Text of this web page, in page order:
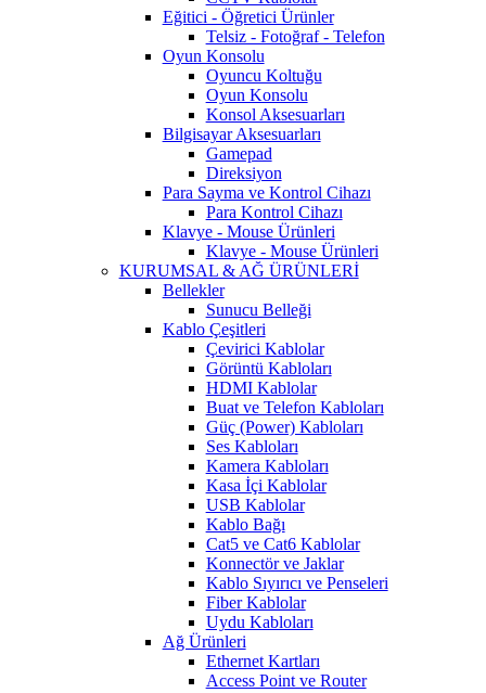
Eğitici - Öğretici Ürünler
Telsiz - Fotoğraf - Telefon
Oyun Konsolu
Oyuncu Koltuğu
Oyun Konsolu
Konsol Aksesuarları
Bilgisayar Aksesuarları
Gamepad
Direksiyon
Para Sayma ve Kontrol Cihazı
Para Kontrol Cihazı
Klavye - Mouse Ürünleri
Klavye - Mouse Ürünleri
KURUMSAL & AĞ ÜRÜNLERİ
Bellekler
Sunucu Belleği
Kablo Çeşitleri
Çevirici Kablolar
Görüntü Kabloları
HDMI Kablolar
Buat ve Telefon Kabloları
Güç (Power) Kabloları
Ses Kabloları
Kamera Kabloları
Kasa İçi Kablolar
USB Kablolar
Kablo Bağı
Cat5 ve Cat6 Kablolar
Konnectör ve Jaklar
Kablo Sıyırıcı ve Penseleri
Fiber Kablolar
Uydu Kabloları
Ağ Ürünleri
Ethernet Kartları
Access Point ve Router